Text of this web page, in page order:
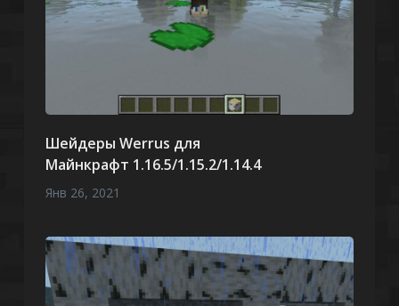
Шейдеры Werrus для
Майнкрафт 1.16.5/1.15.2/1.14.4
Янв 26, 2021